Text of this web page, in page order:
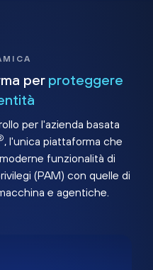
per proteggere
per l'azienda basata
, l'unica piattaforma che
funzionalità di
(PAM) con quelle di
e agentiche.